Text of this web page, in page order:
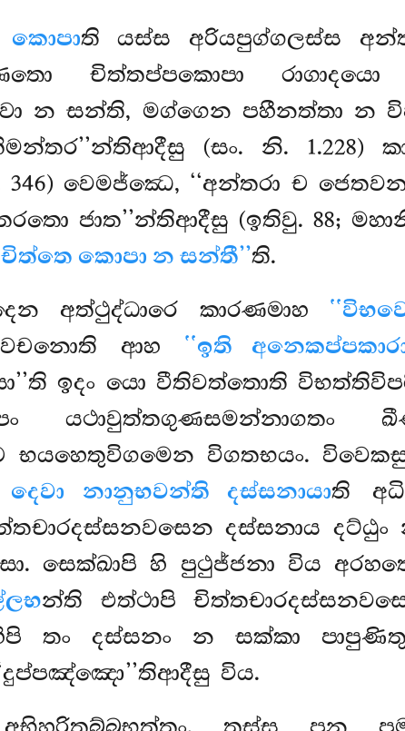
ති යස්ස අරියපුග්ගලස්ස
චිත්තප්පකොපා
වා න සන්ති, මග්ගෙන පහීනත්තා න
(සං. නි. 1.228)
346) වෙමජ්ඣෙ, ‘‘අන්තරා ච
ජාත’’න්තිආදීසු (ඉතිවු. 88;
චිත්තෙ කොපා න සන්තී’’ති.
අත්ථුද්ධාරෙ කාරණමාහ
ආහ ‘‘ඉති
ඉදං යො වීතිවත්තොති
භයහෙතුවිගමෙන විගතභයං.
නානුභවන්ති දස්සනායාති
දස්සනාය
සෙක්ඛාපි හි පුථුජ්ජනා විය
න්ති එත්ථාපි
තං දස්සනං න සක්කා
විය.